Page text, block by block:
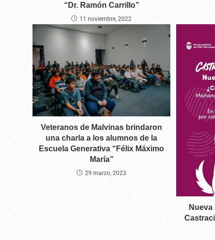
“Dr. Ramón Carrillo”
11 noviembre, 2022
Veteranos de Malvinas brindaron
una charla a los alumnos de la
Escuela Generativa “Félix Máximo
María”
29 marzo, 2023